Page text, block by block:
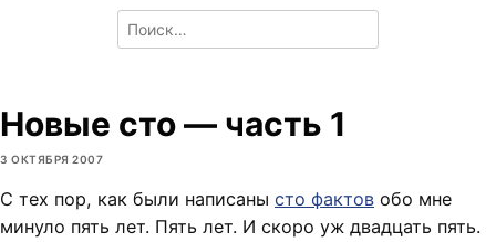
Search
for:
Новые сто — часть 1
3 ОКТЯБРЯ 2007
С тех пор, как были написаны сто фактов обо мне
минуло пять лет. Пять лет. И скоро уж двадцать пять.